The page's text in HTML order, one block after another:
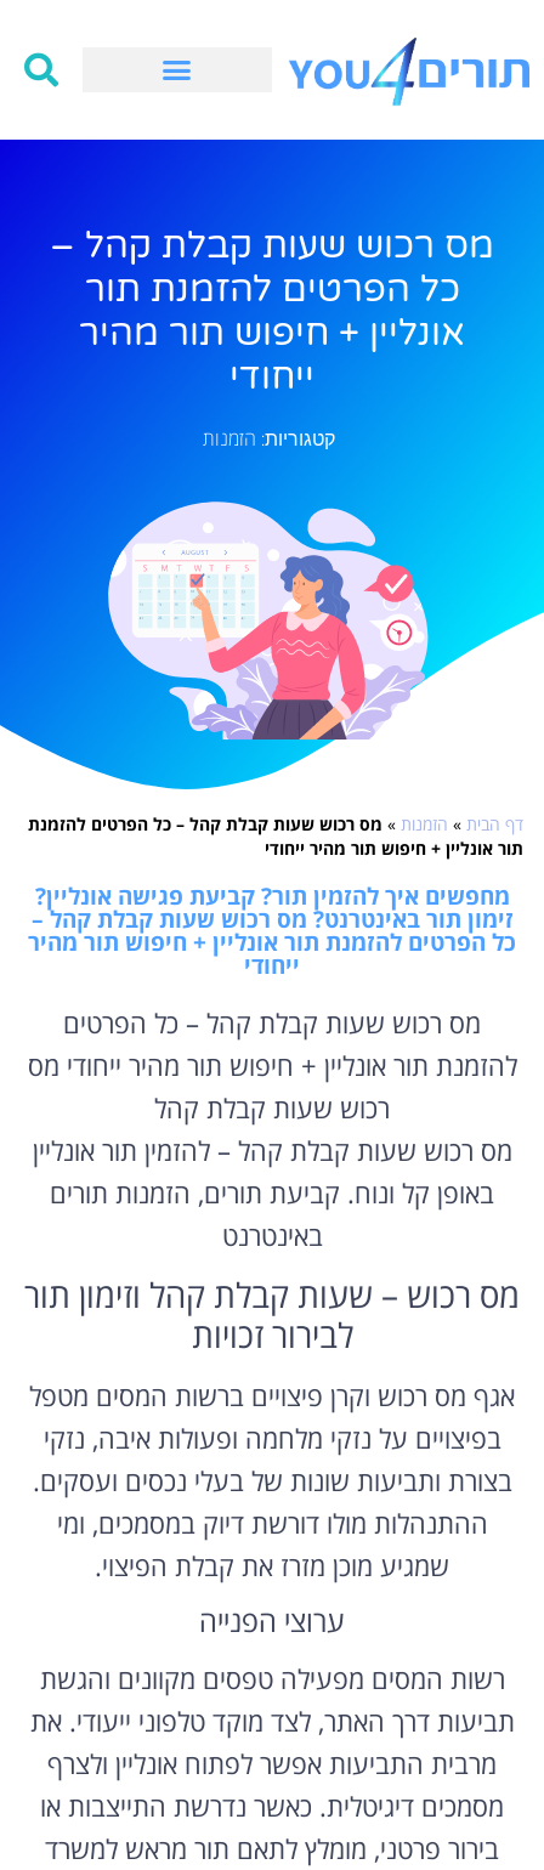
מס רכוש שעות קבלת קהל –
כל הפרטים להזמנת תור
אונליין + חיפוש תור מהיר
ייחודי
קטגוריות: הזמנות
דף הבית » הזמנות » מס רכוש שעות קבלת קהל – כל הפרטים להזמנת
תור אונליין + חיפוש תור מהיר ייחודי
מחפשים איך להזמין תור? קביעת פגישה אונליין?
זימון תור באינטרנט? מס רכוש שעות קבלת קהל –
כל הפרטים להזמנת תור אונליין + חיפוש תור מהיר
ייחודי
מס רכוש שעות קבלת קהל – כל הפרטים
להזמנת תור אונליין + חיפוש תור מהיר ייחודי מס
רכוש שעות קבלת קהל
מס רכוש שעות קבלת קהל – להזמין תור אונליין
באופן קל ונוח. קביעת תורים, הזמנות תורים
באינטרנט
מס רכוש – שעות קבלת קהל וזימון תור
לבירור זכויות
אגף מס רכוש וקרן פיצויים ברשות המסים מטפל
בפיצויים על נזקי מלחמה ופעולות איבה, נזקי
בצורת ותביעות שונות של בעלי נכסים ועסקים.
ההתנהלות מולו דורשת דיוק במסמכים, ומי
שמגיע מוכן מזרז את קבלת הפיצוי.
ערוצי הפנייה
רשות המסים מפעילה טפסים מקוונים והגשת
תביעות דרך האתר, לצד מוקד טלפוני ייעודי. את
מרבית התביעות אפשר לפתוח אונליין ולצרף
מסמכים דיגיטלית. כאשר נדרשת התייצבות או
בירור פרטני, מומלץ לתאם תור מראש למשרד